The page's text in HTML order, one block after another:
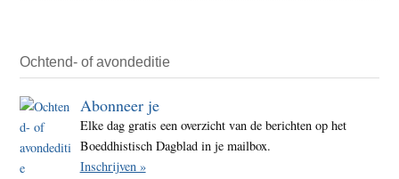
Ochtend- of avondeditie
Abonneer je
Elke dag gratis een overzicht van de berichten op het
Boeddhistisch Dagblad in je mailbox.
Inschrijven »